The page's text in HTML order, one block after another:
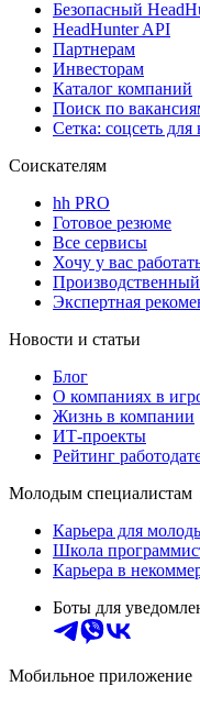
Безопасный
HeadHunter API
Партнерам
Инвесторам
Каталог компаний
Поиск по
Сетка: соцсеть для
Соискателям
hh PRO
Готовое резюме
Все сервисы
Хочу у вас
Экспертная
Новости и статьи
Блог
О компаниях в
Жизнь в компании
ИТ-проекты
Рейтинг
Молодым специалистам
Карьера для
Школа
Карьера в
Боты для
Мобильное приложение